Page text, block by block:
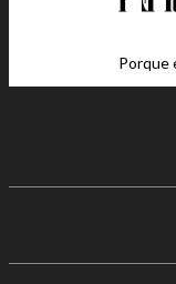
Porque